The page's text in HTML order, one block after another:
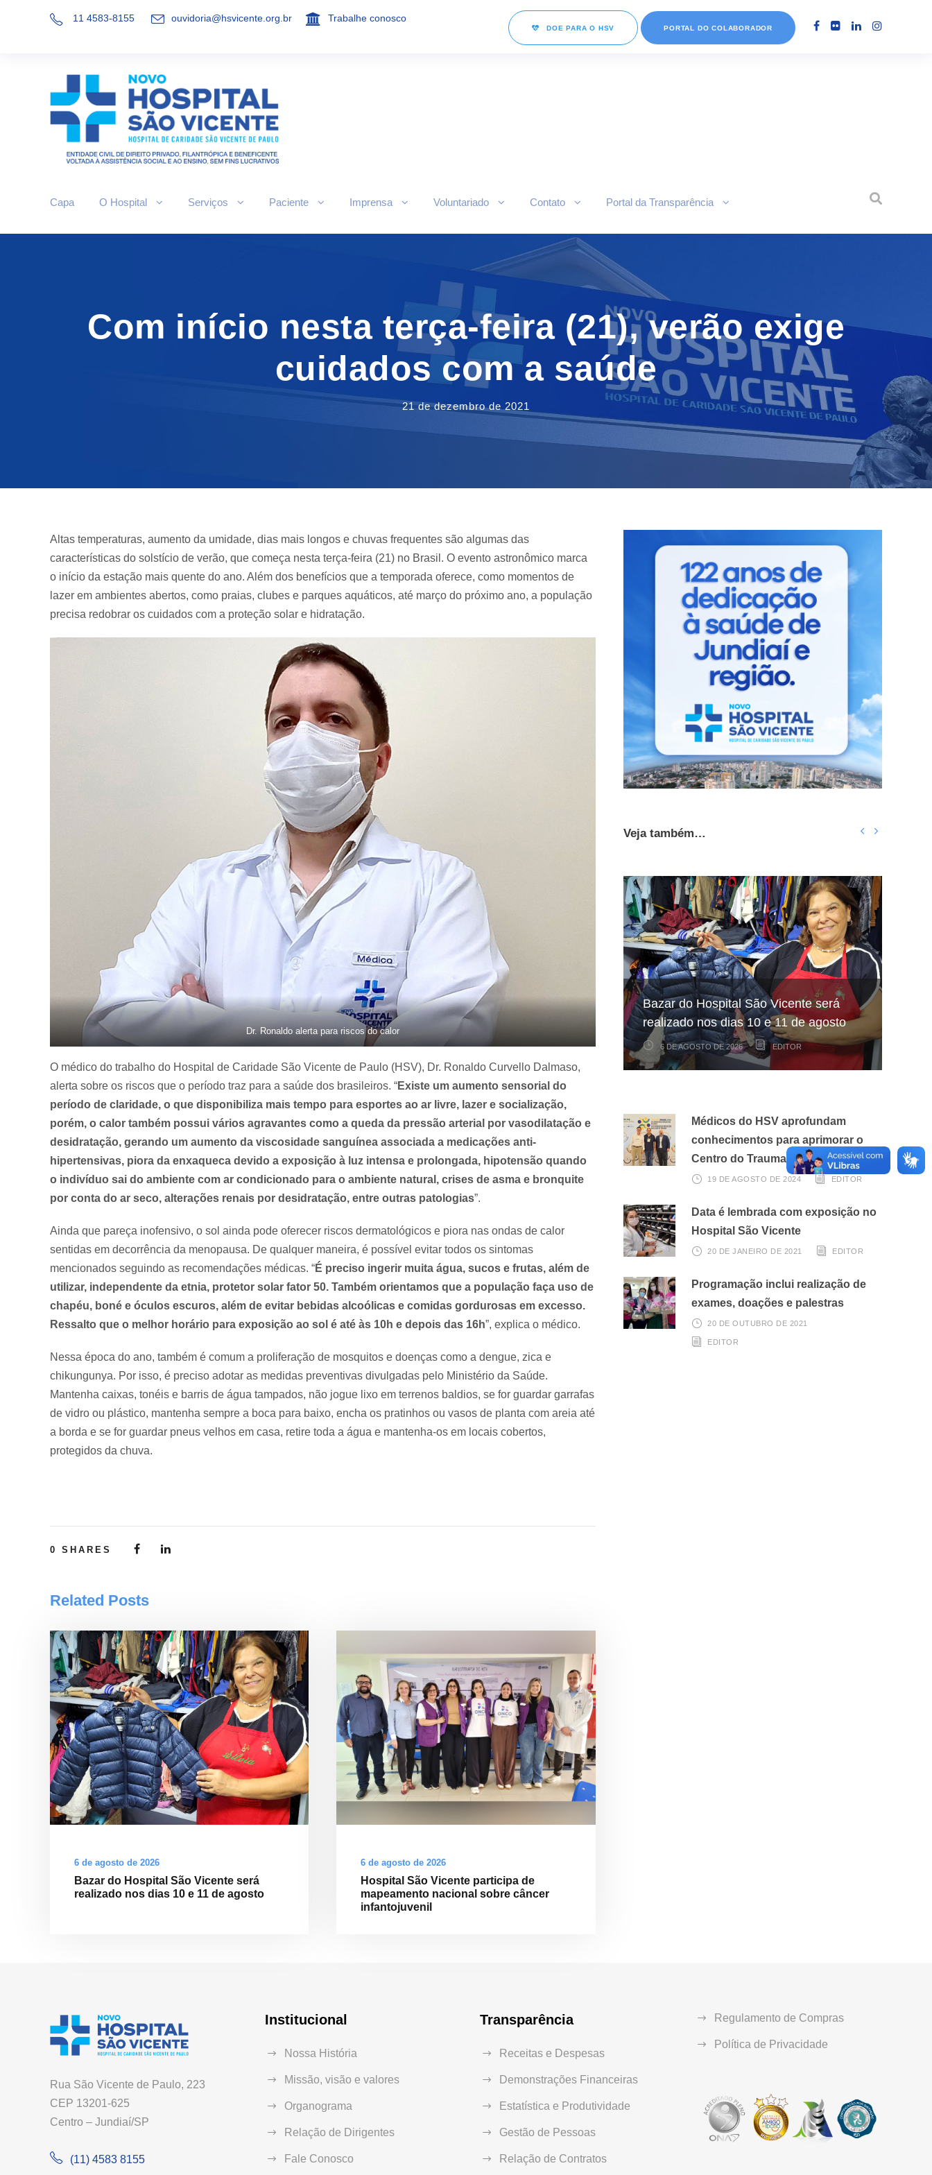
11 4583-8155 ouvidoria@hsvicente.org.br Trabalhe conosco
DOE PARA O HSV PORTAL DO COLABORADOR
Capa O Hospital Serviços Paciente Imprensa Voluntariado Contato Portal da Transparência
Com início nesta terça-feira (21), verão exige
cuidados com a saúde
21 de dezembro de 2021
Altas temperaturas, aumento da umidade, dias mais longos e chuvas frequentes são algumas das
características do solstício de verão, que começa nesta terça-feira (21) no Brasil. O evento astronômico marca
o início da estação mais quente do ano. Além dos benefícios que a temporada oferece, como momentos de
lazer em ambientes abertos, como praias, clubes e parques aquáticos, até março do próximo ano, a população
precisa redobrar os cuidados com a proteção solar e hidratação.
Dr. Ronaldo alerta para riscos do calor
O médico do trabalho do Hospital de Caridade São Vicente de Paulo (HSV), Dr. Ronaldo Curvello Dalmaso,
alerta sobre os riscos que o período traz para a saúde dos brasileiros. “Existe um aumento sensorial do
período de claridade, o que disponibiliza mais tempo para esportes ao ar livre, lazer e socialização,
porém, o calor também possui vários agravantes como a queda da pressão arterial por vasodilatação e
desidratação, gerando um aumento da viscosidade sanguínea associada a medicações anti-
hipertensivas, piora da enxaqueca devido a exposição à luz intensa e prolongada, hipotensão quando
o indivíduo sai do ambiente com ar condicionado para o ambiente natural, crises de asma e bronquite
por conta do ar seco, alterações renais por desidratação, entre outras patologias”.
Ainda que pareça inofensivo, o sol ainda pode oferecer riscos dermatológicos e piora nas ondas de calor
sentidas em decorrência da menopausa. De qualquer maneira, é possível evitar todos os sintomas
mencionados seguindo as recomendações médicas. “É preciso ingerir muita água, sucos e frutas, além de
utilizar, independente da etnia, protetor solar fator 50. Também orientamos que a população faça uso de
chapéu, boné e óculos escuros, além de evitar bebidas alcoólicas e comidas gordurosas em excesso.
Ressalto que o melhor horário para exposição ao sol é até às 10h e depois das 16h”, explica o médico.
Nessa época do ano, também é comum a proliferação de mosquitos e doenças como a dengue, zica e
chikungunya. Por isso, é preciso adotar as medidas preventivas divulgadas pelo Ministério da Saúde.
Mantenha caixas, tonéis e barris de água tampados, não jogue lixo em terrenos baldios, se for guardar garrafas
de vidro ou plástico, mantenha sempre a boca para baixo, encha os pratinhos ou vasos de planta com areia até
a borda e se for guardar pneus velhos em casa, retire toda a água e mantenha-os em locais cobertos,
protegidos da chuva.
0 SHARES
Related Posts
6 de agosto de 2026
Bazar do Hospital São Vicente será
realizado nos dias 10 e 11 de agosto
6 de agosto de 2026
Hospital São Vicente participa de
mapeamento nacional sobre câncer
infantojuvenil
Veja também…
Bazar do Hospital São Vicente será
realizado nos dias 10 e 11 de agosto
6 DE AGOSTO DE 2026 EDITOR
Hospital São Vicente participa de
mapeamento nacional sobre câncer
infantojuvenil
6 DE AGOSTO DE 2026 EDITOR
Hospital São Vicente expande
arrecadação de cupons fiscais pela
Nota Fiscal Paulista
3 DE AGOSTO DE 2026 EDITOR
Médicos do HSV aprofundam
conhecimentos para aprimorar o
Centro do Trauma
19 DE AGOSTO DE 2024 EDITOR
Data é lembrada com exposição no
Hospital São Vicente
20 DE JANEIRO DE 2021 EDITOR
Programação inclui realização de
exames, doações e palestras
20 DE OUTUBRO DE 2021
EDITOR
Rua São Vicente de Paulo, 223
CEP 13201-625
Centro – Jundiaí/SP
(11) 4583 8155
Institucional
Nossa História
Missão, visão e valores
Organograma
Relação de Dirigentes
Fale Conosco
Transparência
Receitas e Despesas
Demonstrações Financeiras
Estatística e Produtividade
Gestão de Pessoas
Relação de Contratos
Regulamento de Compras
Política de Privacidade